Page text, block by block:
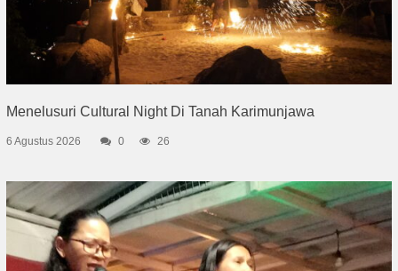
Menelusuri Cultural Night Di Tanah Karimunjawa
6 Agustus 2026 0 26